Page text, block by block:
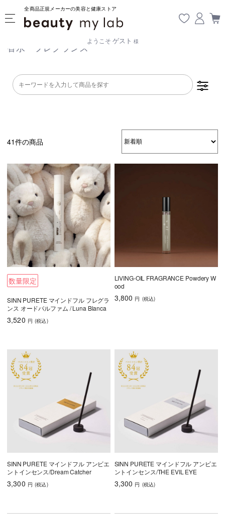
全商品正規メーカーの美容と健康ストア
ようこそ ゲスト 様
香水・フレグランス
41件の商品
数量限定
SINN PURETE マインドフル フレグラ
ンス オードパルファム / Luna Blanca
3,520 円 (税込)
LIVING-OIL FRAGRANCE Powdery W
ood
3,800 円 (税込)
SINN PURETE マインドフル アンビエ
ントインセンス/Dream Catcher
3,300 円 (税込)
SINN PURETE マインドフル アンビエ
ントインセンス/THE EVIL EYE
3,300 円 (税込)